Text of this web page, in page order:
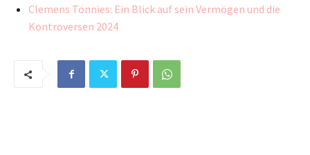
Clemens Tönnies: Ein Blick auf sein Vermögen und die
Kontroversen 2024